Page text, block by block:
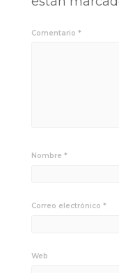
Comentario *
Nombre *
Correo electrónico *
Web